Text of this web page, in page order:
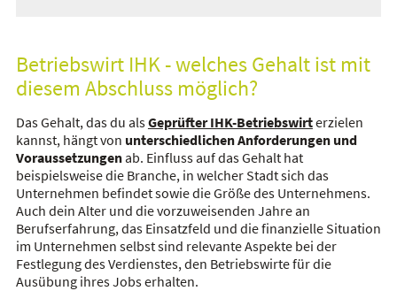
Betriebswirt IHK - welches Gehalt ist mit
diesem Abschluss möglich?
Das Gehalt, das du alsGeprüfter IHK-Betriebswirterzielen
kannst, hängt von unterschiedlichen Anforderungen und
Voraussetzungenab. Einfluss auf das Gehalt hat
beispielsweise die Branche, in welcher Stadt sich das
Unternehmen befindet sowie die Größe des Unternehmens.
Auch dein Alter und die vorzuweisenden Jahre an
Berufserfahrung, das Einsatzfeld und die finanzielle Situation
im Unternehmen selbst sind relevante Aspekte bei der
Festlegung des Verdienstes, den Betriebswirte für die
Ausübung ihres Jobs erhalten.